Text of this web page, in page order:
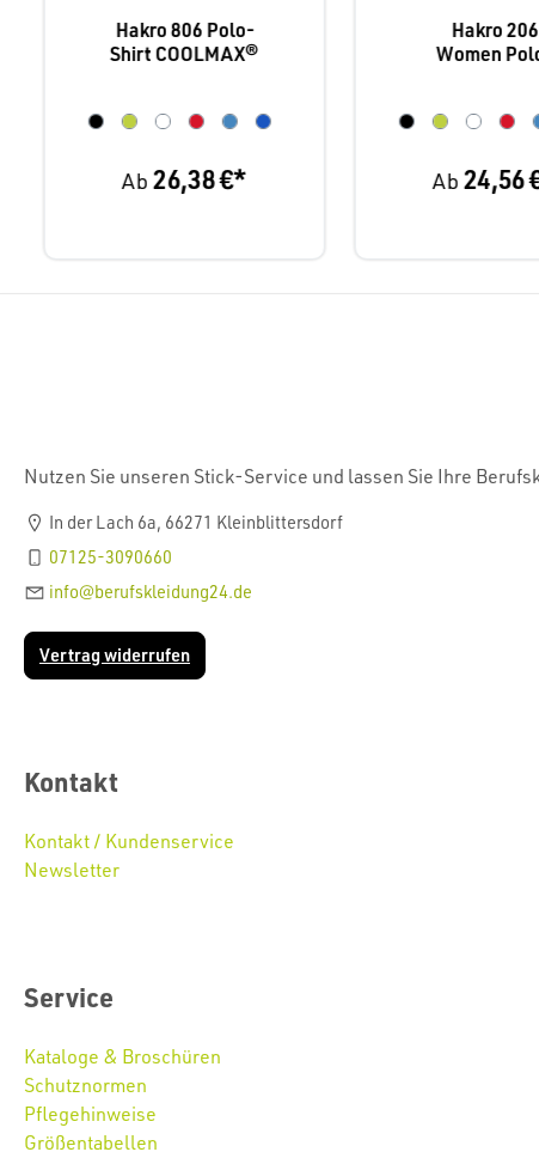
Hakro 806 Polo-
Shirt COOLMAX®
Ab26,38 €*
Hakro 206
Women
Ab 24,56
Nutzen Sie unseren Stick-Service und lassen Sie Ihre
In der Lach 6a, 66271 Kleinblittersdorf
07125-3090660
info@berufskleidung24.de
Vertrag widerrufen
Kontakt
Kontakt / Kundenservice
Newsletter
Service
Kataloge & Broschüren
Schutznormen
Pflegehinweise
Größentabellen